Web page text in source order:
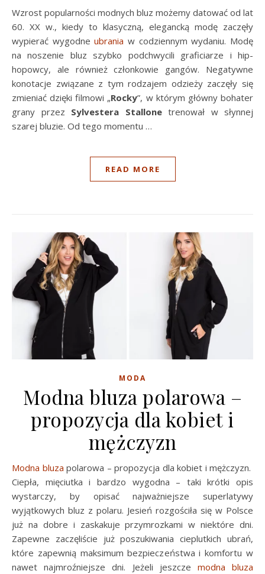
Wzrost popularności modnych bluz możemy datować od lat
60. XX w., kiedy to klasyczną, elegancką modę zaczęły
wypierać wygodneubrania w codziennym wydaniu. Modę
na noszenie bluz szybko podchwycili graficiarze i hip-
hopowcy, ale również członkowie gangów. Negatywne
konotacje związane z tym rodzajem odzieży zaczęły się
zmieniać dzięki filmowi „Rocky”, w którym główny bohater
grany przez Sylvestera Stallonetrenował w słynnej
szarej bluzie. Od tego momentu …
READ MORE
MODA
Modna bluza polarowa –
propozycja dla kobiet i
mężczyzn
Modna bluza polarowa – propozycja dla kobiet i mężczyzn.
Ciepła, mięciutka i bardzo wygodna – taki krótki opis
wystarczy, by opisać najważniejsze superlatywy
wyjątkowych bluz z polaru. Jesień rozgościła się w Polsce
już na dobre i zaskakuje przymrozkami w niektóre dni.
Zapewne zaczęliście już poszukiwania cieplutkich ubrań,
które zapewnią maksimum bezpieczeństwa i komfortu w
nawet najmroźniejsze dni. Jeżeli jeszcze modna bluza